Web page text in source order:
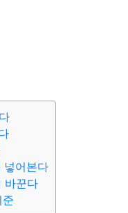
넣어본다
바꾼다